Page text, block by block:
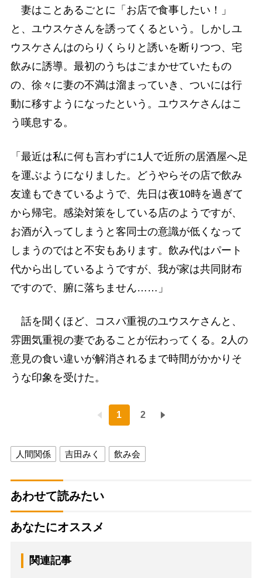
妻はことあるごとに「お店で食事したい！」
と、ユウスケさんを誘ってくるという。しかしユ
ウスケさんはのらりくらりと誘いを断りつつ、宅
飲みに誘導。最初のうちはごまかせていたもの
の、徐々に妻の不満は溜まっていき、ついには行
動に移すようになったという。ユウスケさんはこ
う嘆息する。
「最近は私に何も言わずに1人で近所の居酒屋へ足
を運ぶようになりました。どうやらその店で飲み
友達もできているようで、先日は夜10時を過ぎて
から帰宅。感染対策をしている店のようですが、
お酒が入ってしまうと客同士の意識が低くなって
しまうのではと不安もあります。飲み代はパート
代から出しているようですが、我が家は共同財布
ですので、腑に落ちません……」
話を聞くほど、コスパ重視のユウスケさんと、
雰囲気重視の妻であることが伝わってくる。2人の
意見の食い違いが解消されるまで時間がかかりそ
うな印象を受けた。
1 2
人間関係 吉田みく 飲み会
あわせて読みたい
あなたにオススメ
関連記事